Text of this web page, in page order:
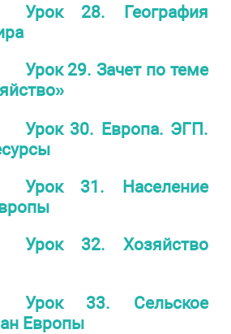
Урок 28. География
Урок 29. Зачет по теме
Урок 30. Европа. ЭГП.
Урок 31. Население
Урок 32. Хозяйство
Урок 33. Сельское
Европы